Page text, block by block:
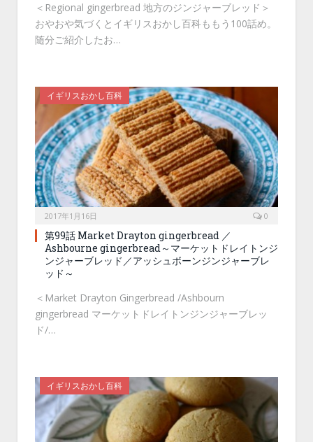
＜Regional gingerbread 地方のジンジャーブレッド＞
おやおや気づくとイギリスおかし百科ももう100話め。
随分ご紹介したお…
イギリスおかし百科
2017年1月16日 0
第99話 Market Drayton gingerbread ／
Ashbourne gingerbread～マーケットドレイトンジ
ンジャーブレッド／アッシュボーンジンジャーブレ
ッド～
＜Market Drayton Gingerbread /Ashbourn
gingerbread マーケットドレイトンジンジャーブレッ
ド/…
イギリスおかし百科